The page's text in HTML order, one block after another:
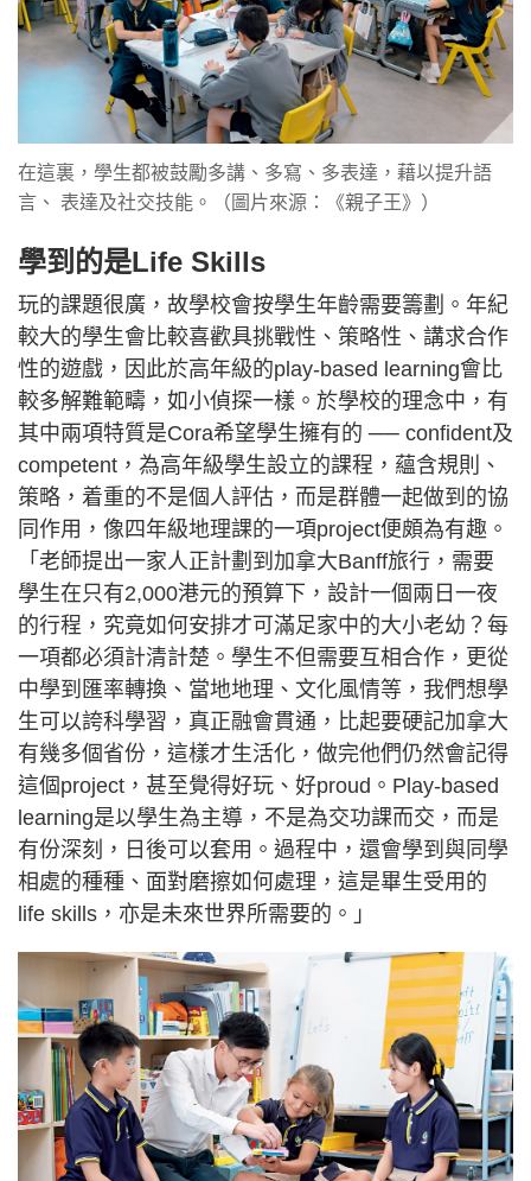
在這裏，學生都被鼓勵多講、多寫、多表達，藉以提升語
言、 表達及社交技能。（圖片來源：《親子王》）
學到的是Life Skills
玩的課題很廣，故學校會按學生年齡需要籌劃。年紀
較大的學生會比較喜歡具挑戰性、策略性、講求合作
性的遊戲，因此於高年級的play-based learning會比
較多解難範疇，如小偵探一樣。於學校的理念中，有
其中兩項特質是Cora希望學生擁有的 ── confident及
competent，為高年級學生設立的課程，蘊含規則、
策略，着重的不是個人評估，而是群體一起做到的協
同作用，像四年級地理課的一項project便頗為有趣。
「老師提出一家人正計劃到加拿大Banff旅行，需要
學生在只有2,000港元的預算下，設計一個兩日一夜
的行程，究竟如何安排才可滿足家中的大小老幼？每
一項都必須計清計楚。學生不但需要互相合作，更從
中學到匯率轉換、當地地理、文化風情等，我們想學
生可以誇科學習，真正融會貫通，比起要硬記加拿大
有幾多個省份，這樣才生活化，做完他們仍然會記得
這個project，甚至覺得好玩、好proud。Play-based
learning是以學生為主導，不是為交功課而交，而是
有份深刻，日後可以套用。過程中，還會學到與同學
相處的種種、面對磨擦如何處理，這是畢生受用的
life skills，亦是未來世界所需要的。」